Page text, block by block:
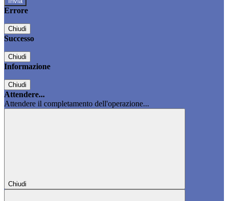
Errore
Chiudi
Successo
Chiudi
Informazione
Chiudi
Attendere...
Attendere il completamento dell'operazione...
Chiudi